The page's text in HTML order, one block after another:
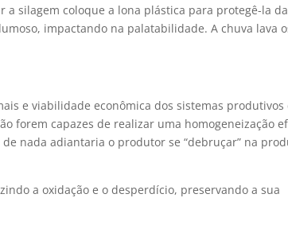
silagem coloque a lona plástica para protegê-la
impactando na palatabilidade. A chuva lava
e viabilidade econômica dos sistemas produtivos
forem capazes de realizar uma homogeneização
nada adiantaria o produtor se “debruçar” na
a oxidação e o desperdício, preservando a sua